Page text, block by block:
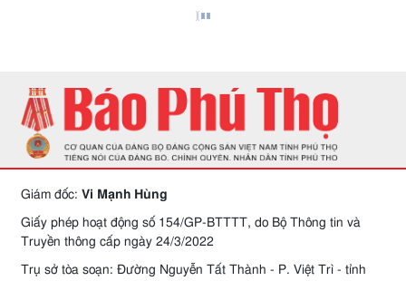
Giám đốc: Vi Mạnh Hùng
Giấy phép hoạt động số 154/GP-BTTTT, do Bộ Thông tin và
Truyền thông cấp ngày 24/3/2022
Trụ sở tòa soạn: Đường Nguyễn Tất Thành - P. Việt Trì - tỉnh